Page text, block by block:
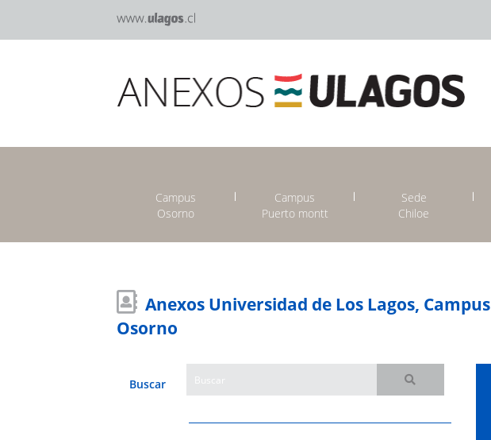
Campus
Osorno
Campus
Puerto montt
Sede
Chiloe
Anexos Universidad de Los Lagos, Campus
Osorno
Buscar